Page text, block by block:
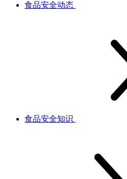
食品安全动态
食品安全知识